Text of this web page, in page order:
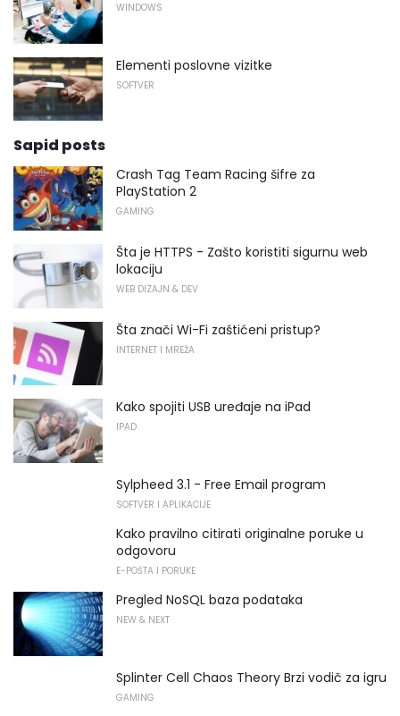
WINDOWS
Elementi poslovne vizitke
SOFTVER
Sapid posts
Crash Tag Team Racing šifre za
PlayStation 2
GAMING
Šta je HTTPS - Zašto koristiti sigurnu web
lokaciju
WEB DIZAJN & DEV
Šta znači Wi-Fi zaštićeni pristup?
INTERNET I MREŽA
Kako spojiti USB uređaje na iPad
IPAD
Sylpheed 3.1 - Free Email program
SOFTVER I APLIKACIJE
Kako pravilno citirati originalne poruke u
odgovoru
E-POŠTA I PORUKE
Pregled NoSQL baza podataka
NEW & NEXT
Splinter Cell Chaos Theory Brzi vodič za igru
GAMING